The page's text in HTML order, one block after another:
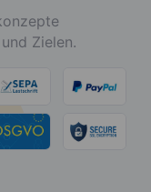
Zielen.